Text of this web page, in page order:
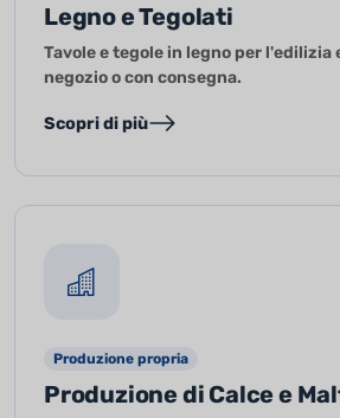
Legno e Tegolati
Tavole e tegole in legno per l'edilizia
negozio o con consegna.
Scopri di più
Produzione propria
Produzione di Calce e